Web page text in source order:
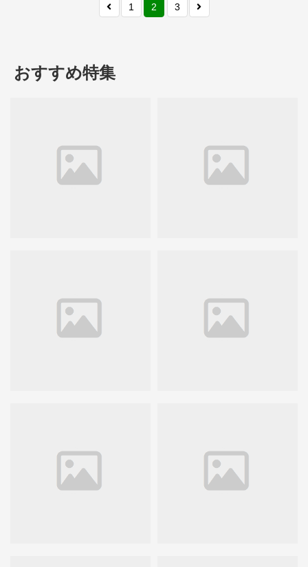
1 2 3
おすすめ特集